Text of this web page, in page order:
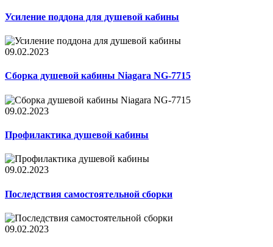
Усиление поддона для душевой кабины
09.02.2023
Сборка душевой кабины Niagara NG-7715
09.02.2023
Профилактика душевой кабины
09.02.2023
Последствия самостоятельной сборки
09.02.2023